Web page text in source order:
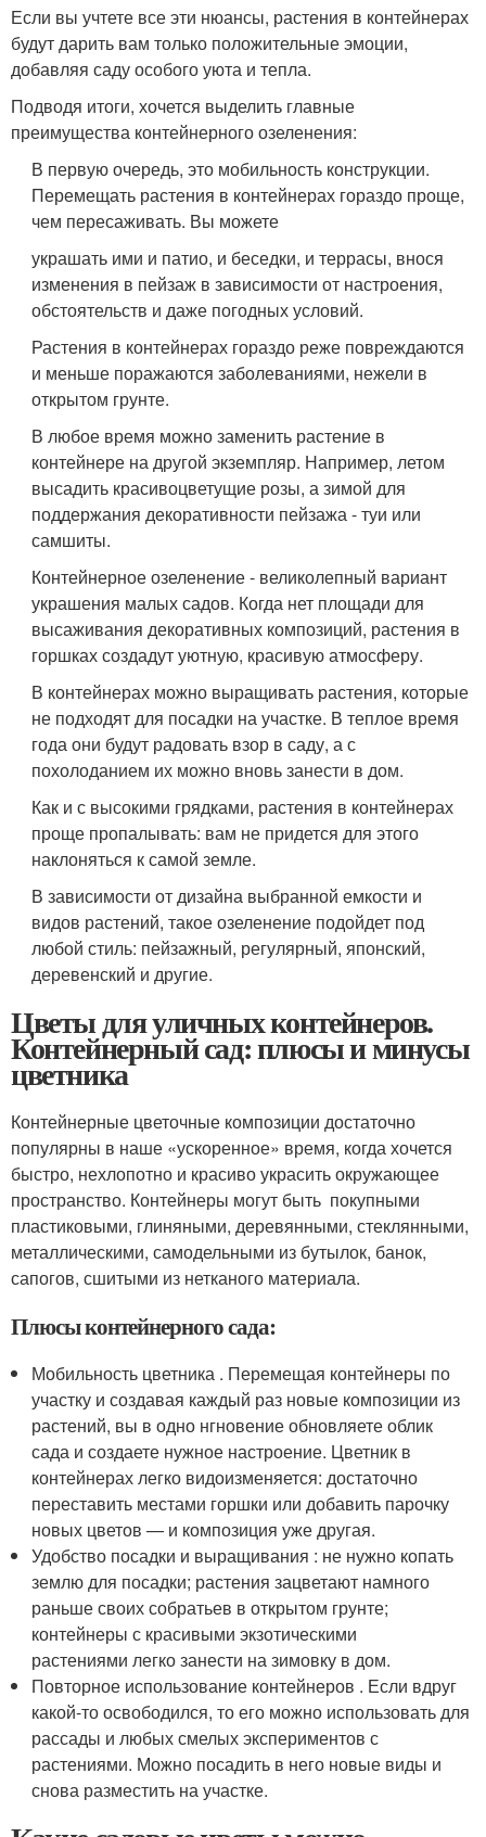
Если вы учтете все эти нюансы, растения в контейнерах
будут дарить вам только положительные эмоции,
добавляя саду особого уюта и тепла.
Подводя итоги, хочется выделить главные
преимущества контейнерного озеленения:
В первую очередь, это мобильность конструкции.
Перемещать растения в контейнерах гораздо проще,
чем пересаживать. Вы можете
украшать ими и патио, и беседки, и террасы, внося
изменения в пейзаж в зависимости от настроения,
обстоятельств и даже погодных условий.
Растения в контейнерах гораздо реже повреждаются
и меньше поражаются заболеваниями, нежели в
открытом грунте.
В любое время можно заменить растение в
контейнере на другой экземпляр. Например, летом
высадить красивоцветущие розы, а зимой для
поддержания декоративности пейзажа - туи или
самшиты.
Контейнерное озеленение - великолепный вариант
украшения малых садов. Когда нет площади для
высаживания декоративных композиций, растения в
горшках создадут уютную, красивую атмосферу.
В контейнерах можно выращивать растения, которые
не подходят для посадки на участке. В теплое время
года они будут радовать взор в саду, а с
похолоданием их можно вновь занести в дом.
Как и с высокими грядками, растения в контейнерах
проще пропалывать: вам не придется для этого
наклоняться к самой земле.
В зависимости от дизайна выбранной емкости и
видов растений, такое озеленение подойдет под
любой стиль: пейзажный, регулярный, японский,
деревенский и другие.
Цветы для уличных контейнеров.
Контейнерный сад: плюсы и минусы
цветника
Контейнерные цветочные композиции достаточно
популярны в наше «ускоренное» время, когда хочется
быстро, нехлопотно и красиво украсить окружающее
пространство. Контейнеры могут быть покупными
пластиковыми, глиняными, деревянными, стеклянными,
металлическими, самодельными из бутылок, банок,
сапогов, сшитыми из нетканого материала.
Плюсы контейнерного сада:
Мобильность цветника . Перемещая контейнеры по
участку и создавая каждый раз новые композиции из
растений, вы в одно нгновение обновляете облик
сада и создаете нужное настроение. Цветник в
контейнерах легко видоизменяется: достаточно
переставить местами горшки или добавить парочку
новых цветов — и композиция уже другая.
Удобство посадки и выращивания : не нужно копать
землю для посадки; растения зацветают намного
раньше своих собратьев в открытом грунте;
контейнеры с красивыми экзотическими
растениями легко занести на зимовку в дом.
Повторное использование контейнеров . Если вдруг
какой-то освободился, то его можно использовать для
рассады и любых смелых экспериментов с
растениями. Можно посадить в него новые виды и
снова разместить на участке.